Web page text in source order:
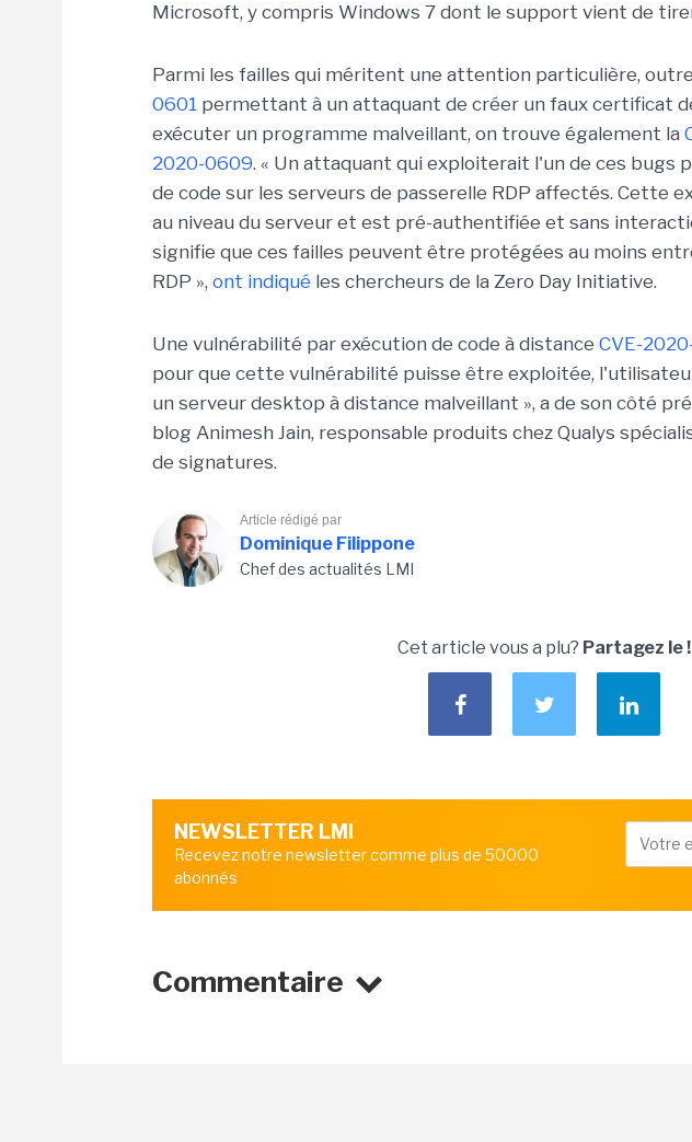
Microsoft, y compris Windows 7 dont le support vient de
Parmi les failles qui méritent une attention particulière,
0601 permettant à un attaquant de créer un faux certificat
exécuter un programme malveillant, on trouve également la
2020-0609. « Un attaquant qui exploiterait l'un de ces bugs
de code sur les serveurs de passerelle RDP affectés. Cette
au niveau du serveur et est pré-authentifiée et sans
signifie que ces failles peuvent être protégées au moins
RDP », ont indiqué les chercheurs de la Zero Day Initiative.
Une vulnérabilité par exécution de code à distance CVE-
pour que cette vulnérabilité puisse être exploitée,
un serveur desktop à distance malveillant », a de son côté
blog Animesh Jain, responsable produits chez Qualys
de signatures.
Article rédigé par
Dominique Filippone
Chef des actualités LMI
Cet article vous a plu? Partagez le !
NEWSLETTER LMI
Recevez notre newsletter comme plus de 50000
abonnés
Commentaire